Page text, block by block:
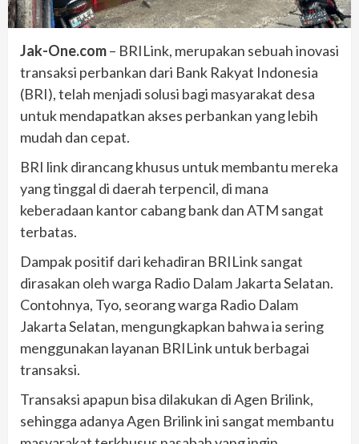
Jak-One.com– BRILink, merupakan sebuah inovasi
transaksi perbankan dari Bank Rakyat Indonesia
(BRI), telah menjadi solusi bagi masyarakat desa
untuk mendapatkan akses perbankan yang lebih
mudah dan cepat.
BRI link dirancang khusus untuk membantu mereka
yang tinggal di daerah terpencil, di mana
keberadaan kantor cabang bank dan ATM sangat
terbatas.
Dampak positif dari kehadiran BRILink sangat
dirasakan oleh warga Radio Dalam Jakarta Selatan.
Contohnya, Tyo, seorang warga Radio Dalam
Jakarta Selatan, mengungkapkan bahwa ia sering
menggunakan layanan BRILink untuk berbagai
transaksi.
Transaksi apapun bisa dilakukan di Agen Brilink,
sehingga adanya Agen Brilink ini sangat membantu